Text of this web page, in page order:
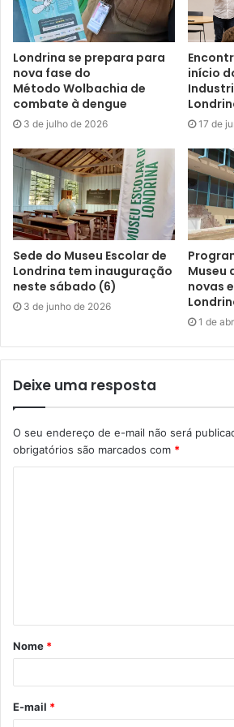
que está dentro do plano de governo
Amaral, com a participação coletiva”,
O secretário lembrou que a secretaria
eventos culturais no centro da cidade
continuar. “Um dos desafios que
de suas casas, pois fazemos eventos
muitas vezes as pessoas não vão. A
mais eventos como o Viva o Centro,
contar com o engajamento da
dos moradores, do Núcleo do
dos empresários, a fim de ocuparmos
também, levado a cultura para os
projeto Orgulho do Meu Bairro. Em
estande na Expo Japão e no mês
Festa Julina no Calçadão”, mencionou.
Assistência Social –
secretária Marisol Chiesa na
secretaria está aberta a ouvir a
Londrina se prepara para
nova fase do
Método Wolbachia de
combate à dengue
3 de julho de 2026
início
17 de
Sede do Museu Escolar de
Londrina tem inauguração
neste sábado (6)
3 de junho de 2026
Museu
novas
1 de
Deixe uma resposta
O seu endereço de e-mail não será
obrigatórios são marcados com *
Nome *
E-mail *